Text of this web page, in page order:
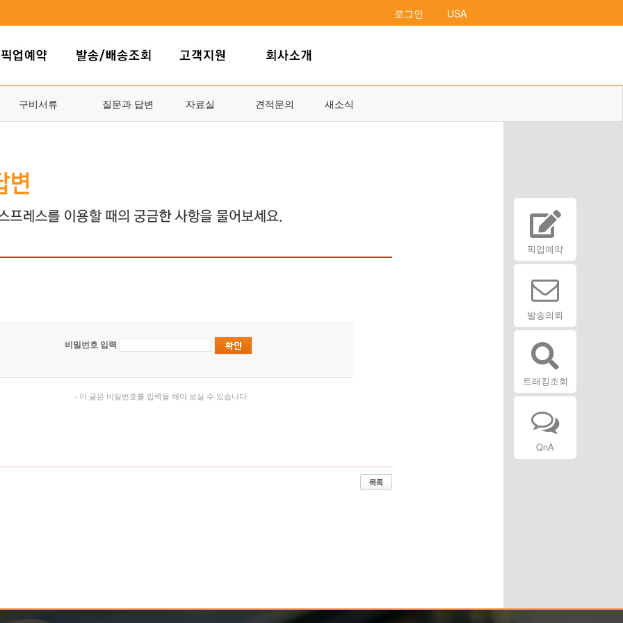
로그인 USA
픽업예약
발송의뢰
트래킹조회
QnA
구비서류 질문과 답변 자료실 견적문의 새소식
비밀번호 입력
- 이 글은 비밀번호를 입력을 해야 보실 수 있습니다.